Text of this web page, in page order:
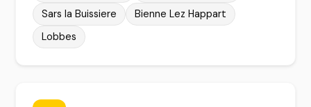
Sars la Buissiere
Bienne Lez Happart
Lobbes